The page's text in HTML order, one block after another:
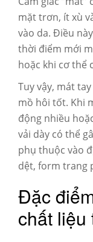
mặt trơn, ít xù
vào da. Điều
thời điểm mới
hoặc khi cơ thể
Tuy vậy, mát
mồ hôi tốt. Khi
động nhiều
vải dày có thể
phụ thuộc vào
dệt, form trang
Đặc
chất liệu